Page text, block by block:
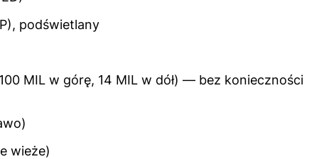
podświetlany
MIL w górę, 14 MIL w dół) — bez konieczności
wieże)